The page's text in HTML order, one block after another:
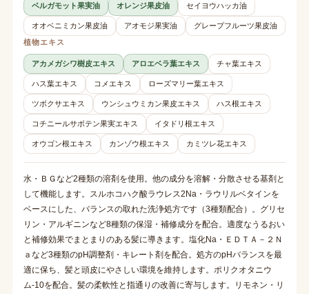
ベルガモット果実油 オレンジ果皮油 セイヨウハッカ油
オオベニミカン果皮油 アオモジ果実油
グレープフルーツ果皮油
植物エキス
アカメガシワ樹皮エキス アロエベラ葉エキス チャ葉エキス
ハス葉エキス コメエキス ローズマリー葉エキス
ツボクサエキス ウンシュウミカン果皮エキス ハス根エキス
コチニールサボテン果実エキス イタドリ根エキス
オウゴン根エキス カンゾウ根エキス カミツレ花エキス
水・ＢＧなど2種類の溶剤を使用。他の成分を溶解・分散させる基剤と
して機能します。スルホコハク酸ラウレス2Na・ラウリルベタインを
ベースにした、バランスの取れた洗浄処方です（3種類配合）。グリセ
リン・アルギニンなど8種類の保湿・補修成分を配合。適度なうるおい
と補修効果でまとまりのある髪に導きます。塩化Na・ＥＤＴＡ－２Ｎ
ａなど3種類のpH調整剤・キレート剤を配合。処方のpHバランスを最
適に保ち、髪と頭皮にやさしい環境を維持します。ポリクオタニウ
ム-10を配合。髪の柔軟性と指通りの改善に寄与します。リモネン・リ